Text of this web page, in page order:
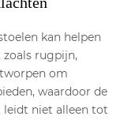
kan helpen
rugpijn,
om
waardoor de
leidt niet alleen tot